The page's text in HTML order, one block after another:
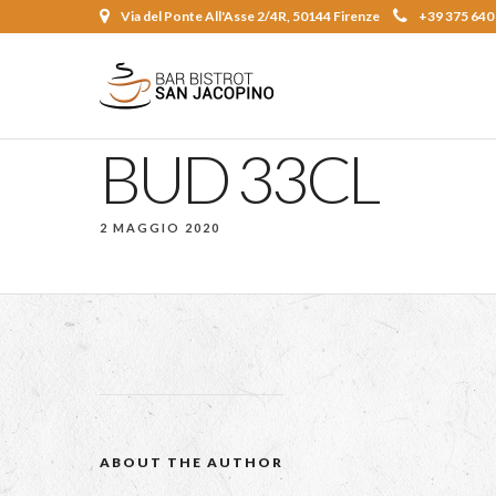
Via del Ponte All'Asse 2/4R, 50144 Firenze +39 375
BUD 33CL
2 MAGGIO 2020
ABOUT THE AUTHOR